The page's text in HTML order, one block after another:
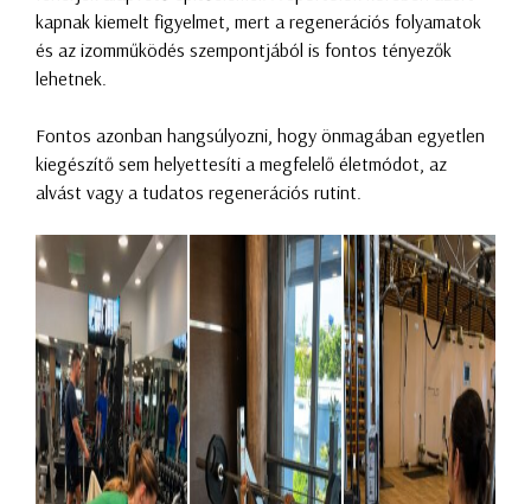
kapnak kiemelt figyelmet, mert a regenerációs folyamatok
és az izomműködés szempontjából is fontos tényezők
lehetnek.
Fontos azonban hangsúlyozni, hogy önmagában egyetlen
kiegészítő sem helyettesíti a megfelelő életmódot, az
alvást vagy a tudatos regenerációs rutint.